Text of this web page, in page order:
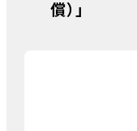
償）」